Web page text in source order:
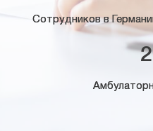
Сотрудников в